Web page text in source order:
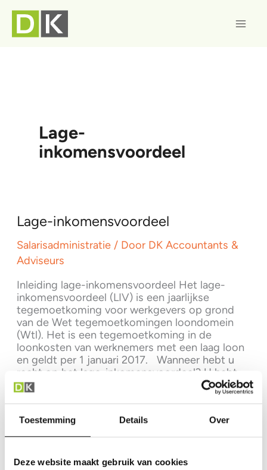
Toestemming Details Over
Deze website maakt gebruik van cookies
naar
Lage-
inkomensvoordeel
Lage-inkomensvoordeel
Salarisadministratie / Door DK Accountants &
Adviseurs
Inleiding lage-inkomensvoordeel Het lage-
inkomensvoordeel (LIV) is een jaarlijkse
tegemoetkoming voor werkgevers op grond
van de Wet tegemoetkomingen loondomein
(Wtl). Het is een tegemoetkoming in de
loonkosten van werknemers met een laag loon
en geldt per 1 januari 2017. Wanneer hebt u
recht op het lage-inkomensvoordeel? U hebt
dit recht voor elke werknemer die aan […]
Lage-
inkomensvoordeel
Lees verder »